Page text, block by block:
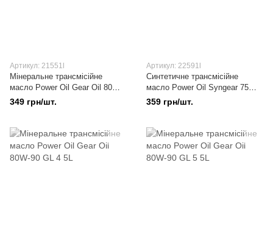
Артикул: 21551l
Мінеральне трансмісійне
масло Power Oil Gear Oil 80W-
90 GL 5 1L
349 грн/шт.
Артикул: 22591l
Синтетичне трансмісійне
масло Power Oil Syngear 75W-
90 1L
359 грн/шт.